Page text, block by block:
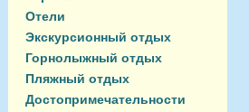
Отели
Экскурсионный отдых
Горнолыжный отдых
Пляжный отдых
Достопримечательности